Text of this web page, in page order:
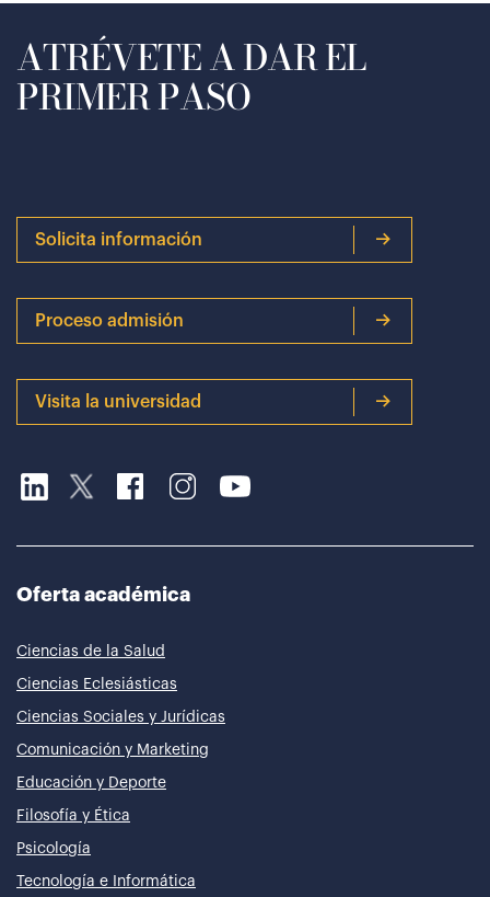
ATRÉVETE A DAR EL
PRIMER PASO
Solicita información
Proceso admisión
Visita la universidad
Oferta académica
Ciencias de la Salud
Ciencias Eclesiásticas
Ciencias Sociales y Jurídicas
Comunicación y Marketing
Educación y Deporte
Filosofía y Ética
Psicología
Tecnología e Informática